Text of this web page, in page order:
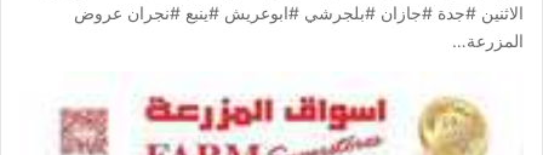
الاثنين #جدة #جازان #بلجرشي #ابوعريش #ينبع #نجران عروض
المزرعة…